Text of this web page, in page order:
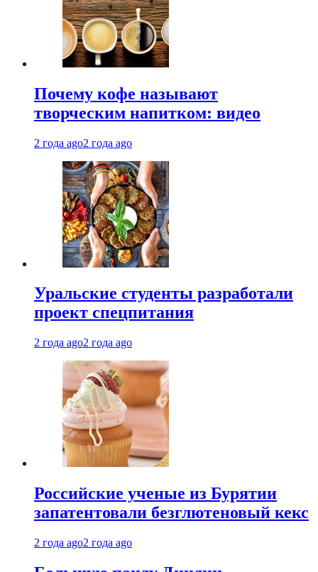
Почему кофе называют
творческим напитком: видео
2 года ago2 года ago
Уральские студенты разработали
проект спецпитания
2 года ago2 года ago
Российские ученые из Бурятии
запатентовали безглютеновый кекс
2 года ago2 года ago